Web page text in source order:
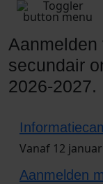
Aanmelden
secundair
2026-2027.
Vanaf 12
Aanmelden